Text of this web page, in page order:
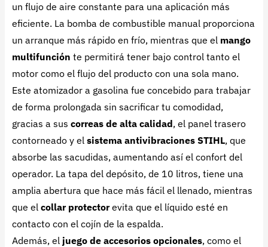
un flujo de aire constante para una aplicación más
eficiente. La bomba de combustible manual proporciona
un arranque más rápido en frío, mientras que el mango
multifunción te permitirá tener bajo control tanto el
motor como el flujo del producto con una sola mano.
Este atomizador a gasolina fue concebido para trabajar
de forma prolongada sin sacrificar tu comodidad,
gracias a sus correas de alta calidad, el panel trasero
contorneado y el sistema antivibraciones STIHL, que
absorbe las sacudidas, aumentando así el confort del
operador. La tapa del depósito, de 10 litros, tiene una
amplia abertura que hace más fácil el llenado, mientras
que el collar protectorevita que el líquido esté en
contacto con el cojín de la espalda.
Además, el juego de accesorios opcionales, como el